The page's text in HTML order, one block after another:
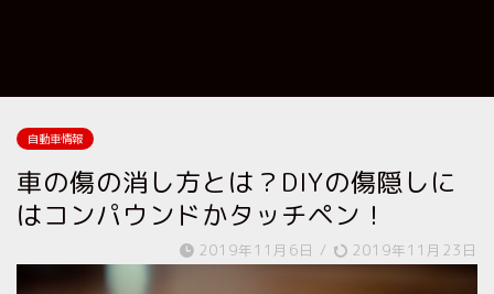
自動車情報
車の傷の消し方とは？DIYの傷隠しに
はコンパウンドかタッチペン！
2019年11月6日 / 2019年11月23日